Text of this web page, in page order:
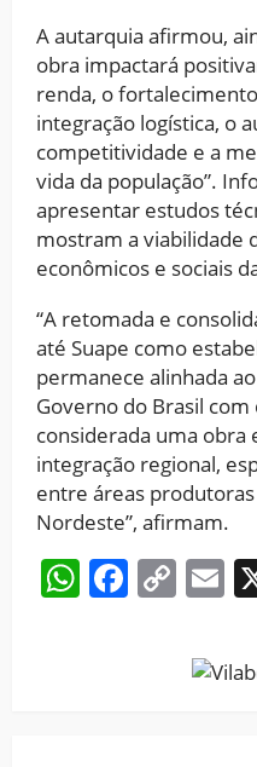
A autarquia afirmou,
obra impactará
renda, o
integração logística, o
competitividade e a
vida da população”.
apresentar estudos
mostram a viabilidade
econômicos e sociais
“A retomada e
até Suape como
permanece alinhada
Governo do Brasil
considerada uma obra
integração regional,
entre áreas
Nordeste”, afirmam.